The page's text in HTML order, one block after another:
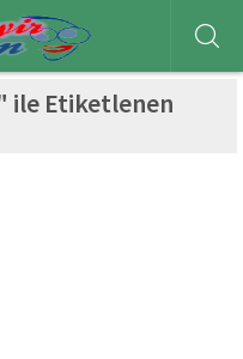
ile Etiketlenen